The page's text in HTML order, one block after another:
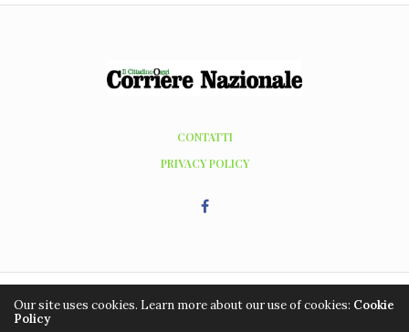
CONTATTI
PRIVACY POLICY
Copyright ©2016 - 2026, Editrice Grafic Coop. Tutti i diritti riservati. Hosting
Our site uses cookies. Learn more about our use of cookies: Cookie
Policy